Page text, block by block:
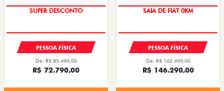
TAXA ZERO
PESSOA FÍSICA
De: R$ 85.490,00
R$ 72.790,00
OPORTUNIDADE
PESSOA FÍSICA
De: R$ 162.490,00
R$ 146.290,00